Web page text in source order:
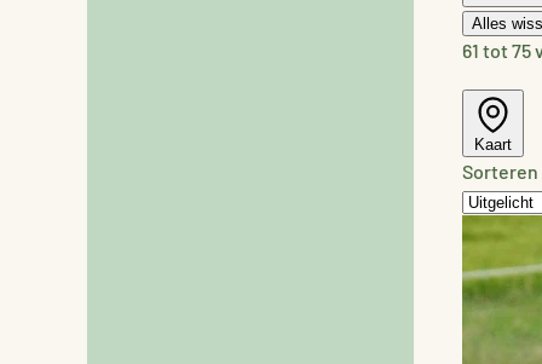
Alles
61 tot 75
Kaart
Sorteren